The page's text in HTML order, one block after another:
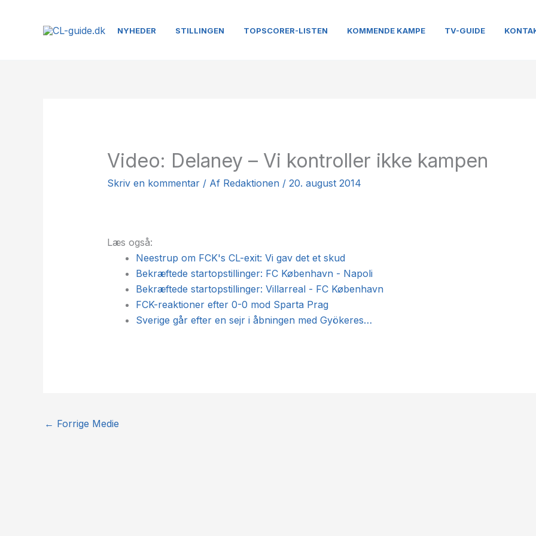
NYHEDER STILLINGEN TOPSCORER-LISTEN KOMMENDE KAMPE TV-GUIDE
Video: Delaney – Vi kontroller ikke kampen
Skriv en kommentar / Af Redaktionen / 20. august 2014
Læs også:
Neestrup om FCK's CL-exit: Vi gav det et skud
Bekræftede startopstillinger: FC København - Napoli
Bekræftede startopstillinger: Villarreal - FC København
FCK-reaktioner efter 0-0 mod Sparta Prag
Sverige går efter en sejr i åbningen med Gyökeres…
← Forrige Medie